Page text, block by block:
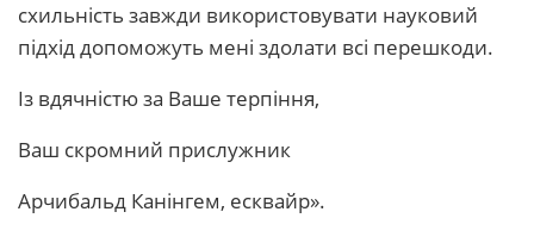
схильність завжди використовувати науковий
підхід допоможуть мені здолати всі перешкоди.
Із вдячністю за Ваше терпіння,
Ваш скромний прислужник
Арчибальд Канінгем, есквайр».